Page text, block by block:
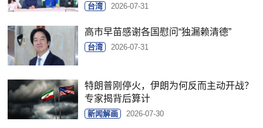
台湾 2026-07-31
高市早苗感谢各国慰问“独漏赖清德”
台湾 2026-07-31
特朗普刚停火，伊朗为何反而主动开战？
专家揭背后算计
新闻解画 2026-07-30